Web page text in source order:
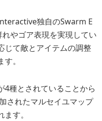
独自のSwarm E
やゴア表現を実現してい
じて敵とアイテムの調整
。
4種とされていることから
されたマルセイユマップ
す。